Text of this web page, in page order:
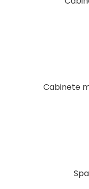
Cabinete